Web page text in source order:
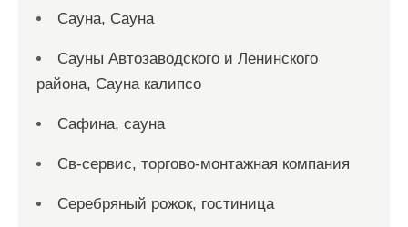
Сауна, Сауна
Сауны Автозаводского и Ленинского
района, Сауна калипсо
Сафина, сауна
Св-сервис, торгово-монтажная компания
Серебряный рожок, гостиница